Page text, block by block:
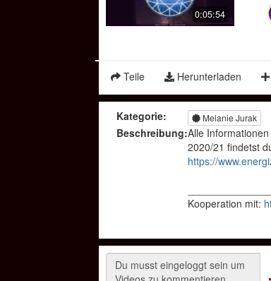
0:05:54
Teile Herunterladen
Kategorie: Melanie Jurak
Beschreibung:Alle
2020/21 findetst
https://
Kooperation mit: